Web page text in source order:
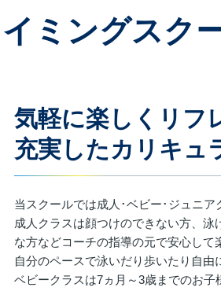
ミングスク
気軽に楽しくリフ
充実したカリキュ
当スクールでは成人･ベビー･ジュニア
成人クラスは顔つけのできない方、
な方などコーチの指導の元で安心して
自分のペースで泳いだり歩いたり自由
ベビークラスは7ヵ月～3歳までのお